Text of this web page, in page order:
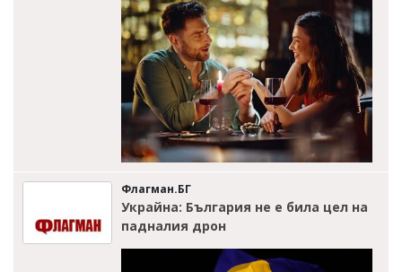
Флагман.БГ
Украйна: България не е била цел на
падналия дрон